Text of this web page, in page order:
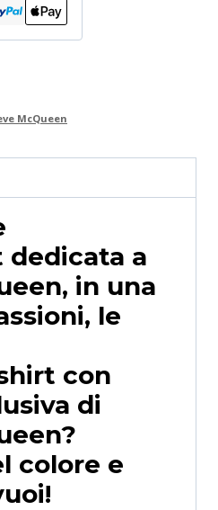
McQueen
a
in una
le
con
di
colore e